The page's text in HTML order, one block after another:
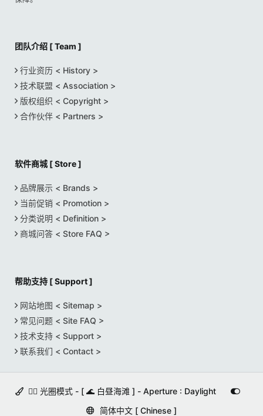
所有 Patch 上的 EQ 控制。
12 种自定义卷积混响。
采样率：24 位 44khz。
2 最后一个音符的重复键。
免费的 Kontakt Player 不支持这个库。
无论你是需要一个快速和简单的方法来创建令人难忘的
在紧迫的期限和苛刻的客户面前，
迅速做出一个完美的作品可能是一个救命稻草，
这个快速强大的插件使之成为现实
把你最喜欢的虚拟乐器、合成器、鼓机、样本库、甚至
----你会立即听到不可思议的转变。
这个插件旨在以最小的努力产生无限的音乐短句。
只需演奏几个音符，在预设中循环，就能找到你的完美
ANIMATION STATION 是一个直观的、动态的一站式解
用于创建令人敬畏的琶音模式，并在其中加入了小的停
团队介绍 [ Team ]
行业资历 < History >
技术联盟 < Association >
版权组织 < Copyright >
合作伙伴 < Partners >
软件商城 [ Store ]
品牌展示 < Brands >
当前促销 < Promotion >
分类说明 < Definition >
商城问答 < Store FAQ >
帮助支持 [ Support ]
网站地图 < Sitemap >
常见问题 < Site FAQ >
技术支持 < Support >
联系我们 < Contact >
🚵‍♀️ 光圈模式 - [ 🌊 白昼海滩 ] - Aperture : Daylight
简体中文 [ Chinese ]